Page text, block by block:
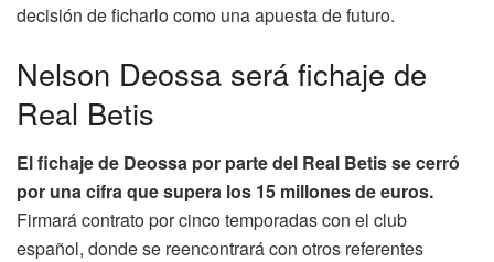
decisión de ficharlo como una apuesta de futuro.
Nelson Deossa será fichaje de
Real Betis
El fichaje de Deossa por parte del Real Betis se cerró
por una cifra que supera los 15 millones de euros.
Firmará contrato por cinco temporadas con el club
español, donde se reencontrará con otros referentes